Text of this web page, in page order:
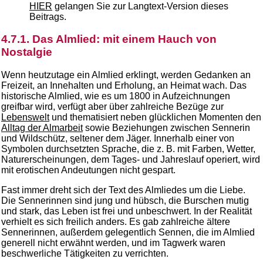
HIER gelangen Sie zur Langtext-Version dieses
Beitrags.
4.7.1. Das Almlied: mit einem Hauch von
Nostalgie
Wenn heutzutage ein Almlied erklingt, werden Gedanken an
Freizeit, an Innehalten und Erholung, an Heimat wach. Das
historische Almlied, wie es um 1800 in Aufzeichnungen
greifbar wird, verfügt aber über zahlreiche Bezüge zur
Lebensweltund thematisiert neben glücklichen Momenten den
Alltag der Almarbeitsowie Beziehungen zwischen Sennerin
und Wildschütz, seltener dem Jäger. Innerhalb einer von
Symbolen durchsetzten Sprache, die z. B. mit Farben, Wetter,
Naturerscheinungen, dem Tages- und Jahreslauf operiert, wird
mit erotischen Andeutungen nicht gespart.
Fast immer dreht sich der Text des Almliedes um die Liebe.
Die Sennerinnen sind jung und hübsch, die Burschen mutig
und stark, das Leben ist frei und unbeschwert. In der Realität
verhielt es sich freilich anders. Es gab zahlreiche ältere
Sennerinnen, außerdem gelegentlich Sennen, die im Almlied
generell nicht erwähnt werden, und im Tagwerk waren
beschwerliche Tätigkeiten zu verrichten.